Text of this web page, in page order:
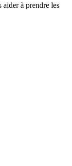
à prendre les